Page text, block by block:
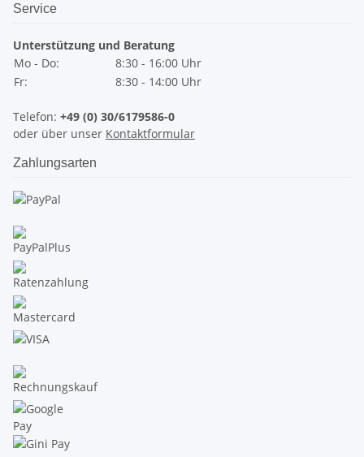
Service
Unterstützung und Beratung
Mo - Do:
8:30 - 16:00 Uhr
Fr:
8:30 - 14:00 Uhr
Telefon: +49 (0) 30/6179586-0
oder über unser Kontaktformular
Zahlungsarten